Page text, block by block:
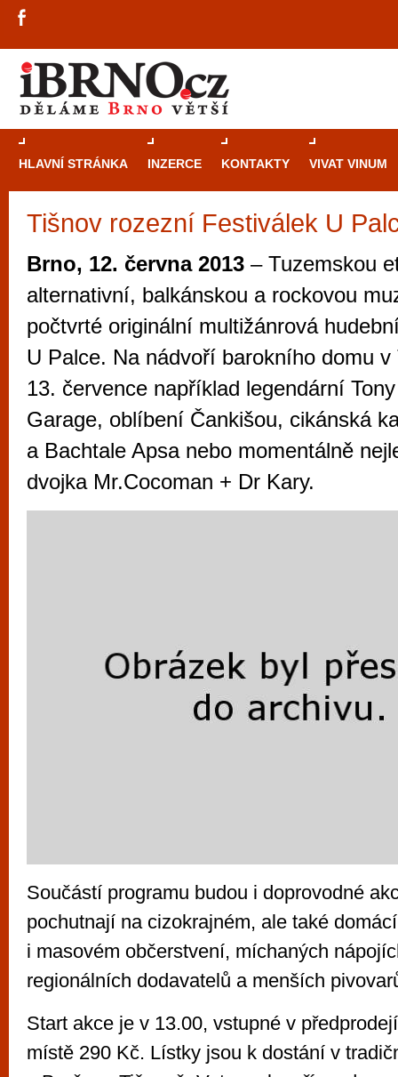
HLAVNÍ STRÁNKA INZERCE KONTAKTY VIVAT VINUM
Tišnov rozezní Festiválek U
Brno, 12. června 2013 – Tuzemskou
alternativní, balkánskou a rockovou
počtvrté originální multižánrová
U Palce. Na nádvoří barokního domu
13. července například legendární
Garage, oblíbení Čankišou, cikánská
a Bachtale Apsa nebo momentálně
dvojka Mr.Cocoman + Dr Kary.
Součástí programu budou i doprovodné
pochutnají na cizokrajném, ale také
i masovém občerstvení, míchaných
regionálních dodavatelů a menších
Start akce je v 13.00, vstupné v
místě 290 Kč. Lístky jsou k dostání v
Průvodce
Brně: Od
automaty
Brno je
zajímavé
restaurace,
Mimo jiné je ale také místem, kde si
vyzkoušet různé kasinové hry. V
metropoli naleznete širokou nabídku her
po moderní automaty jak pro pravidelné
příležitostné hráče. V...